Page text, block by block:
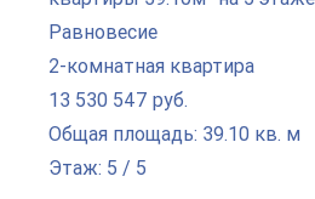
2-комнатная квартира
13 530 547 руб.
Общая площадь: 39.10 кв. м
Этаж: 5 / 5